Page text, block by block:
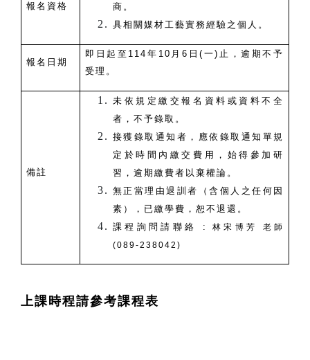
報名資格
商。
具相關媒材工藝實務經驗之個人。
報名日期
即日起至114年10月6日(一)止，逾期不予
受理。
備註
未依規定繳交報名資料或資料不全
者，不予錄取。
接獲錄取通知者，應依錄取通知單規
定於時間內繳交費用，始得參加研
習，逾期繳費者以棄權論。
無正當理由退訓者（含個人之任何因
素），已繳學費，恕不退還。
課程詢問請聯絡 : 林宋博芳 老師
(089-238042 )
上課時程請參考課程表